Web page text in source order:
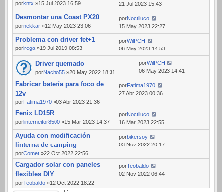
porkntx »15 Jul 2023 16:59
21 Jul 2023 15:43
Desmontar una Coast PX20
pornekkar »12 May 2023 23:06
porNoctiluco
15 May 2023 22:27
Problema con driver fet+1
porirega »19 Jul 2019 08:53
porWilPCH
06 May 2023 14:53
Driver quemado
porNacho55 »20 May 2022 18:31
porWilPCH
06 May 2023 14:41
Fabricar batería para foco de
12v
porFatima1970 »03 Abr 2023 21:36
porFatima1970
27 Abr 2023 00:36
Fenix LD15R
porlinterneitor8500 »15 Mar 2023 14:37
porNoctiluco
16 Mar 2023 22:55
Ayuda con modificación
linterna de camping
porComet »22 Oct 2022 22:56
porbikersoy
03 Nov 2022 20:17
Cargador solar con paneles
flexibles DIY
porTeobaldo »12 Oct 2022 18:22
porTeobaldo
02 Nov 2022 06:44